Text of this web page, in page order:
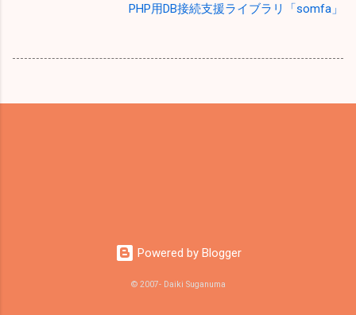
PHP用DB接続支援ライブラリ「somfa」
Powered by Blogger
© 2007- Daiki Suganuma